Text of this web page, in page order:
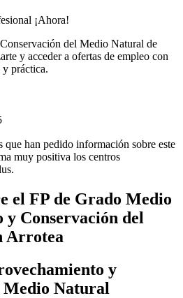
¡Ahora!
del Medio Natural de
y acceder a ofertas de empleo con
práctica.
que han pedido información sobre este
muy positiva los centros
el FP de Grado Medio
Conservación del
Arrotea
y
Medio Natural